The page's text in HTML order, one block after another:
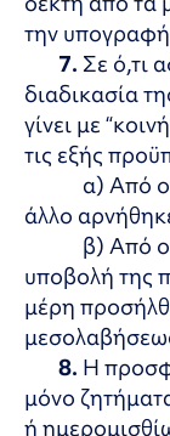
την
7. Σε ό,τι
διαδικασία
γίνει με
τις εξής
α) Από
άλλο
β) Από
υποβολή της
μέρη
8. Η
μόνο
ή